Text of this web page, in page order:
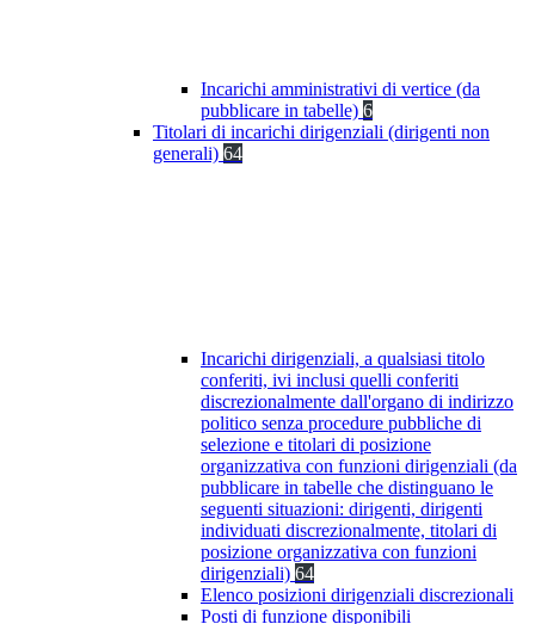
Incarichi amministrativi di vertice (da
pubblicare in tabelle) 6
Titolari di incarichi dirigenziali (dirigenti non
generali) 64
Incarichi dirigenziali, a qualsiasi titolo
conferiti, ivi inclusi quelli conferiti
discrezionalmente dall'organo di indirizzo
politico senza procedure pubbliche di
selezione e titolari di posizione
organizzativa con funzioni dirigenziali (da
pubblicare in tabelle che distinguano le
seguenti situazioni: dirigenti, dirigenti
individuati discrezionalmente, titolari di
posizione organizzativa con funzioni
dirigenziali) 64
Elenco posizioni dirigenziali discrezionali
Posti di funzione disponibili